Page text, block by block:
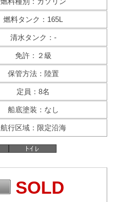
燃料タンク：165L
清水タンク：-
免許：２級
保管方法：陸置
定員：8名
船底塗装：なし
航行区域：限定沿海
SOLD